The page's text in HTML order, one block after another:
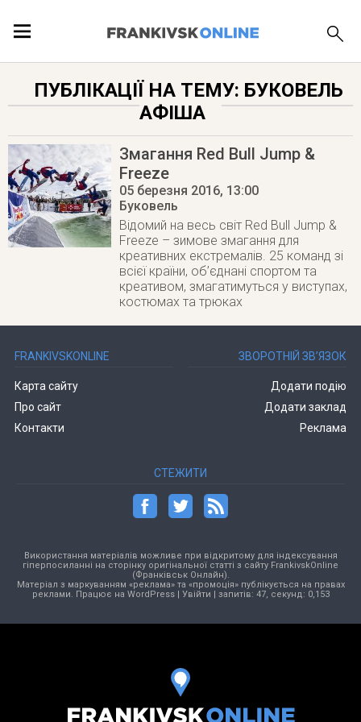
ПУБЛІКАЦІЇ
ПУБЛІКАЦІЇ НА ТЕМУ: БУКОВЕЛЬ
АФІША
Змагання Red Bull Jump &
Freeze
05 березня 2016, 13:00
Буковель
Відомий на весь світ Red Bull Jump &
Freeze – зимове змагання для
креативних екстремалів. 25 команд зі
всієї країни, об’єднані спортом та
креативом, змагатимуться у виступах,
костюмах та трюках
FRANKIVSKONLINE
Карта сайту
Про сайт
Контакти
ЗВОРОТНІЙ ЗВ’ЯЗОК
Додати подію
Додати заклад
Реклама
СТЕЖИТИ
Використання матеріалів можливе при відкритому для індексування
гіперпосиланні на сторінку оригінальної статті з сайту FrankivskOnline
(Франківськ Онлайн).
Матеріал з маркуванням «реклама» та «промоція» публікується на правах
реклами. Працює на WordPress| Увійти | запитів: 47, секунд: 0,153